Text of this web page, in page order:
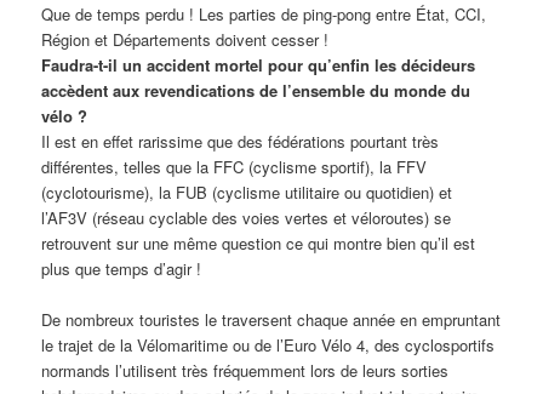
Que de temps perdu ! Les parties de ping-pong entre État, CCI,
Région et Départements doivent cesser !
Faudra-t-il un accident mortel pour qu’enfin les décideurs
accèdent aux revendications de l’ensemble du monde du
vélo ?
Il est en effet rarissime que des fédérations pourtant très
différentes, telles que la FFC (cyclisme sportif), la FFV
(cyclotourisme), la FUB (cyclisme utilitaire ou quotidien) et
l’AF3V (réseau cyclable des voies vertes et véloroutes) se
retrouvent sur une même question ce qui montre bien qu’il est
plus que temps d’agir !
De nombreux touristes le traversent chaque année en empruntant
le trajet de la Vélomaritime ou de l’Euro Vélo 4, des cyclosportifs
normands l’utilisent très fréquemment lors de leurs sorties